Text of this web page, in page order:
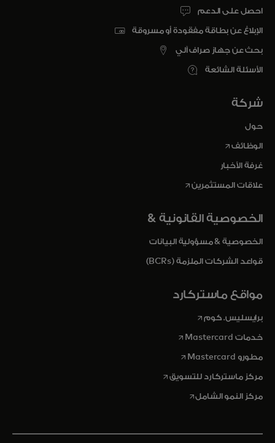
احصل على الدعم
الإبلاغ عن بطاقة مفقودة أو مسروقة
بحث عن جهاز صراف آلي
الأسئلة الشائعة
شركة
حول
الوظائفopens in a new tab
غرفة الأخبار
علاقات المستثمرينopens in a new tab
الخصوصية القانونية &
الخصوصية & مسؤولية البيانات
قواعد الشركات الملزمة (BCRs)
مواقع ماستركارد
برايسليس. كومopens in a new tab
خدمات Mastercard opens in a new tab
مطورو Mastercard opens in a new tab
مركز ماستركارد للتسويقopens in a new tab
مركز النمو الشاملopens in a new tab